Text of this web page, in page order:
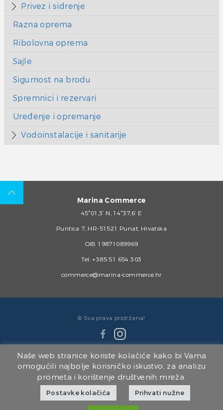
Privez i sidrenje
Razna oprema
Ribolovna oprema
Sajle
Sigurnost na brodu
Spremnici i rezervari
Uređenje i opremanje
Vodoinstalacije i sanitarije
Marina Commerce
45°01,3’ N, 14°37,6’ E
Puntica 7, HR-51521 Punat, Hrvatska
OIB 19871089969
Tel. +385 51 654 303
commerce@marina-commerce.hr
© Sva prava pridržana!
Članice Marina Punat Grupe:
Marina Punat d.o.o. | Brodogradilište Punat d.o.o. |
Marina Punat Hotel & Resort | Marina Commerce d.o.o.
Naše web stranice koriste kolačiće kako bi Vama
omogućili najbolje korisničko iskustvo, za analizu
prometa i korištenje društvenih mreža.
Postavke kolačića Prihvati nužne